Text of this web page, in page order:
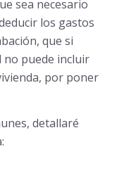
sea necesario
los gastos
que si
no puede incluir
por poner
detallaré